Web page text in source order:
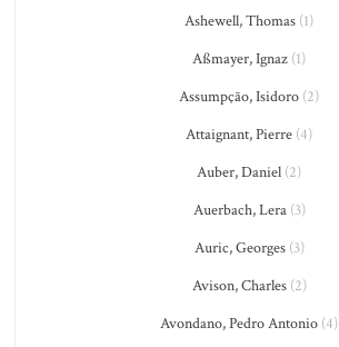
Ashewell, Thomas (1)
Aßmayer, Ignaz (1)
Assumpção, Isidoro (2)
Attaignant, Pierre (4)
Auber, Daniel (2)
Auerbach, Lera(3)
Auric, Georges(3)
Avison, Charles(2)
Avondano, Pedro Antonio (4)